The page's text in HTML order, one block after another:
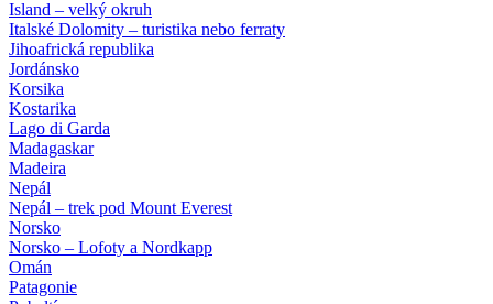
Island – velký okruh
Italské Dolomity – turistika nebo ferraty
Jihoafrická republika
Jordánsko
Korsika
Kostarika
Lago di Garda
Madagaskar
Madeira
Nepál
Nepál – trek pod Mount Everest
Norsko
Norsko – Lofoty a Nordkapp
Omán
Patagonie